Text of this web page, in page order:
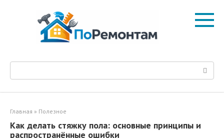
Поиск:
Главная » Полезное
Как делать стяжку пола: основные принципы и
распространённые ошибки